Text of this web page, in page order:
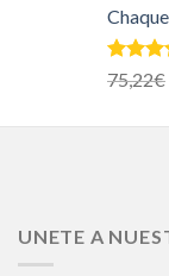
5.00
75,22€
UNETE A